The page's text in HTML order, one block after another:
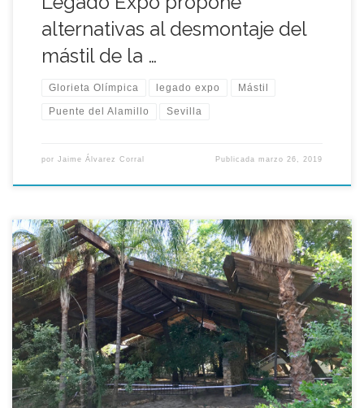
alternativas al desmontaje del
mástil de la …
Glorieta Olímpica legado expo Mástil
Puente del Alamillo Sevilla
por Jaime Álvarez Corral Publicadamarzo 26, 2019
La pasada semana fue retirada una de las vigas de madera
que componen el umbráculo, símbolo del Jardín Americano,
esta actuación se produjo tras alertar la contrata de
mantenimiento a Parques y Jardines de un posible peligro de
desprendimiento. De forma preventiva se ha cerrado el recinto
a la espera […]